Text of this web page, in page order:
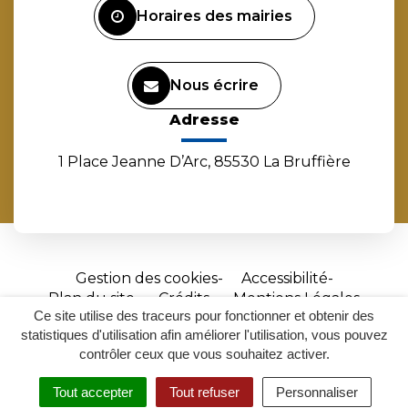
Ce site utilise des traceurs pour fonctionner et obtenir des
statistiques d'utilisation afin améliorer l'utilisation, vous pouvez
contrôler ceux que vous souhaitez activer.
Tout accepter Tout refuser Personnaliser
RECHERCHER
ACCESSIBILITÉ
Horaires des mairies
Nous écrire
Adresse
1 Place Jeanne D’Arc, 85530 La Bruffière
Gestion des cookies
Accessibilité
Plan du site
Crédits
Mentions Légales
Site
réalisé
par
Inovagora